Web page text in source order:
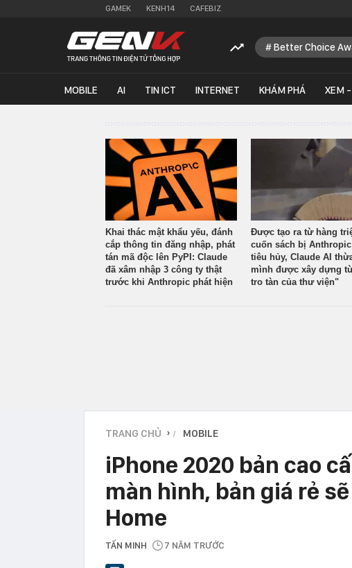
GAMEK KENH14 CAFEBIZ
Better Choice
MOBILE AI TIN ICT INTERNET KHÁM PHÁ XEM
Khai thác mật khẩu yếu, đánh
cắp thông tin đăng nhập, phát
tán mã độc lên PyPI: Claude
đã xâm nhập 3 công ty thật
trước khi Anthropic phát hiện
Được tạo ra từ hàng
cuốn sách bị
tiêu hủy, Claude AI
mình được xây dựng
tro tàn của thư viện"
TRANG CHỦ › MOBILE
iPhone 2020 bản cao
màn hình, bản giá rẻ
Home
TẤN MINH 7 NĂM TRƯỚC